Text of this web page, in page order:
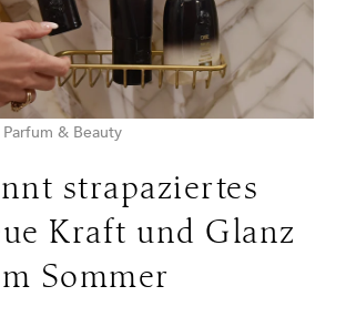
Parfum & Beauty
strapaziertes
Kraft und Glanz
Sommer